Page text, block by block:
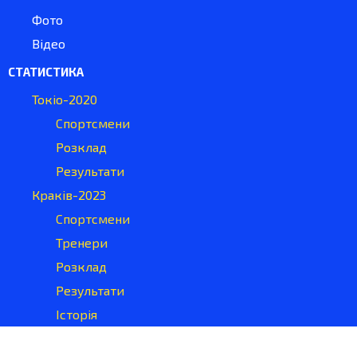
Фото
Відео
СТАТИСТИКА
Токіо-2020
Спортсмени
Розклад
Результати
Краків-2023
Спортсмени
Тренери
Розклад
Результати
Історія